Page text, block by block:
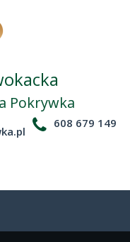
Pokrywka
608 679 149